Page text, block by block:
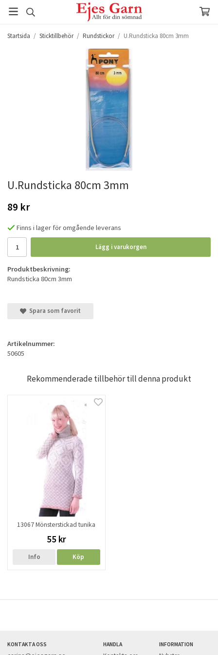
Startsida / Sticktillbehör / Rundstickor / U.Rundsticka 80cm 3mm
U.Rundsticka 80cm 3mm
89 kr
Finns i lager för omgående leverans
Lägg i varukorgen
Produktbeskrivning:
Rundsticka 80cm 3mm
Spara som favorit
Artikelnummer:
50605
Rekommenderade tillbehör till denna produkt
13067 Mönsterstickad tunika
55 kr
Info Köp
KONTAKTA OSS HANDLA INFORMATION